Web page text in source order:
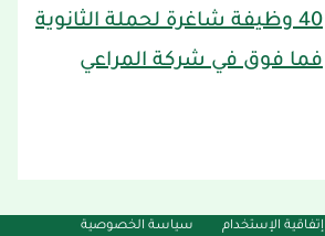
40 وظيفة شاغرة لحملة الثانوية
فما فوق في شركة المراعي
إتفاقية الإستخدام سياسة الخصوصية